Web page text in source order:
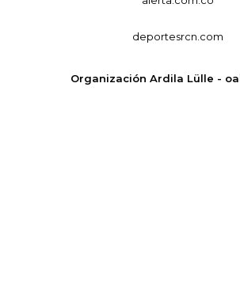
deportesrcn.com
Organización Ardila Lülle -